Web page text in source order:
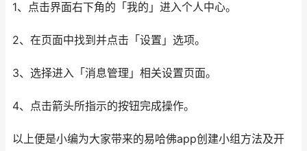
1、点击界面右下角的「我的」进入个人中心。
2、在页面中找到并点击「设置」选项。
3、选择进入「消息管理」相关设置页面。
4、点击箭头所指示的按钮完成操作。
以上便是小编为大家带来的易哈佛app创建小组方法及开